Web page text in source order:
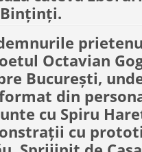
Octavian
București,
din
cu Spiru
cu